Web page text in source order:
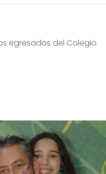
egresados del Colegio